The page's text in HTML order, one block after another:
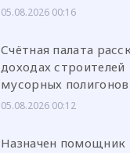
05.08.2026 00:16
Счётная палата
доходах строителей
мусорных полигонов
05.08.2026 00:12
Назначен помощник